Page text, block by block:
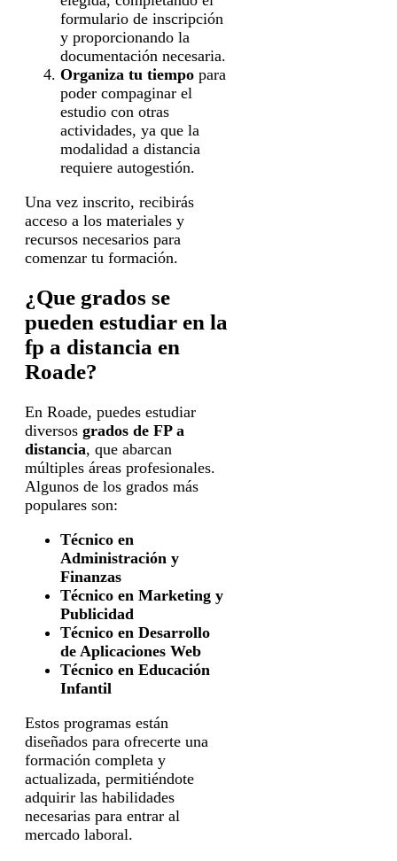
formulario de inscripción
y proporcionando la
documentación necesaria.
Organiza tu tiempo para
poder compaginar el
estudio con otras
actividades, ya que la
modalidad a distancia
requiere autogestión.
Una vez inscrito, recibirás
acceso a los materiales y
recursos necesarios para
comenzar tu formación.
¿Que grados se
pueden estudiar en la
fp a distancia en
Roade?
En Roade, puedes estudiar
diversos grados de FP a
distancia, que abarcan
múltiples áreas profesionales.
Algunos de los grados más
populares son:
Técnico en
Administración y
Finanzas
Técnico en Marketing y
Publicidad
Técnico en Desarrollo
de Aplicaciones Web
Técnico en Educación
Infantil
Estos programas están
diseñados para ofrecerte una
formación completa y
actualizada, permitiéndote
adquirir las habilidades
necesarias para entrar al
mercado laboral.